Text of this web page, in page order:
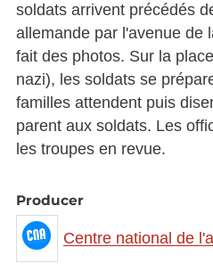
soldats arrivent précédés
allemande par l'avenue de
fait des photos. Sur la
nazi), les soldats se
familles attendent puis
parent aux soldats. Les
les troupes en revue.
Producer
Centre national de